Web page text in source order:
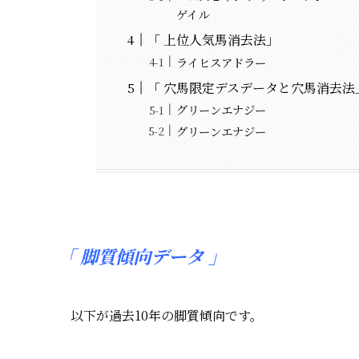
ゲイル
「 上位人気馬消去法」
ライヒスアドラー
「 穴馬限定デスデータと穴馬消去
グリーンエナジー
グリーンエナジー
「脚質傾向データ 」
以下が過去10年の脚質傾向です。